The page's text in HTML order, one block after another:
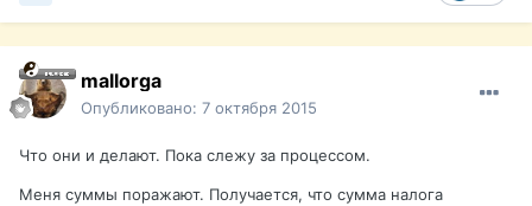
mallorga
Опубликовано: 7 октября 2015
Что они и делают. Пока слежу за процессом.
Меня суммы поражают. Получается, что сумма налога